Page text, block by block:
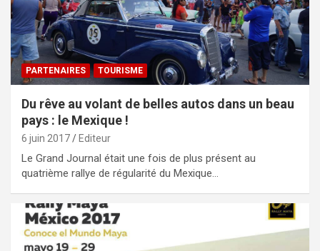
PARTENAIRES TOURISME
Du rêve au volant de belles autos dans un beau
pays : le Mexique !
6 juin 2017 Editeur
Le Grand Journal était une fois de plus présent au
quatrième rallye de régularité du Mexique…